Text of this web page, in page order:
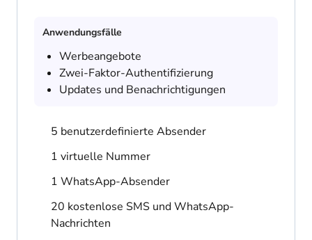
Anwendungsfälle
Werbeangebote
Zwei-Faktor-Authentifizierung
Updates und Benachrichtigungen
5 benutzerdefinierte Absender
1 virtuelle Nummer
1 WhatsApp-Absender
20 kostenlose SMS und WhatsApp-
Nachrichten